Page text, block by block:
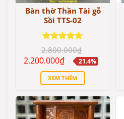
Bàn thờ Thần Tài gỗ
Sồi TTS-02
Được xếp
hạng55
sao
2.800.000₫
Giá
gốc
2.800.000₫.
2.200.000₫Giá
hiện
tại
là:
2.200.000₫.
21.4%
XEM THÊM